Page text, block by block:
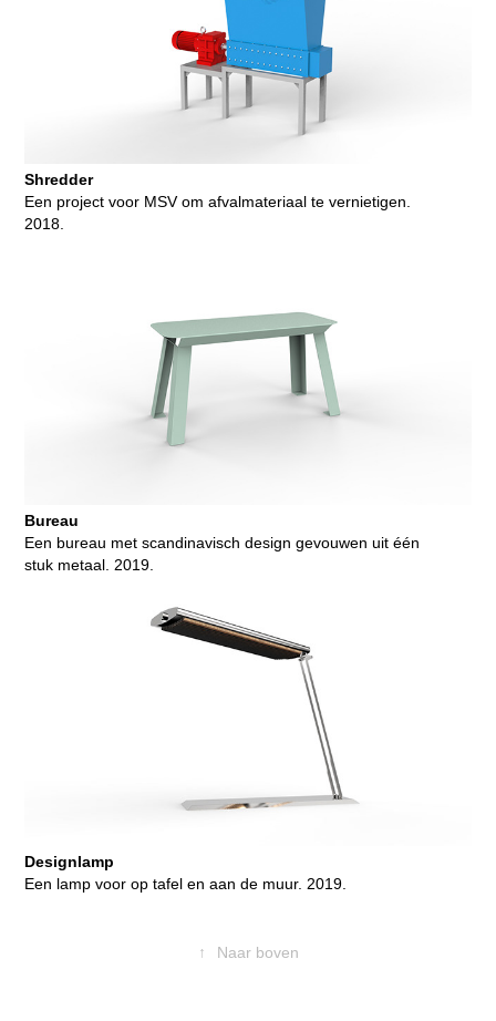
Shredder
Een project voor MSV om afvalmateriaal te vernietigen.
2018.
Bureau
Een bureau met scandinavisch design gevouwen uit één
stuk metaal. 2019.
Designlamp
Een lamp voor op tafel en aan de muur. 2019.
↑ Naar boven